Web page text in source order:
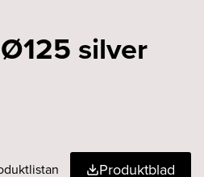
silver
Produktblad